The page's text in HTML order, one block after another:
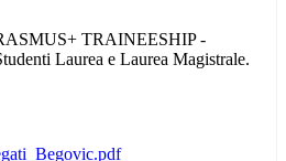
TRAINEESHIP -
Laurea e Laurea Magistrale.